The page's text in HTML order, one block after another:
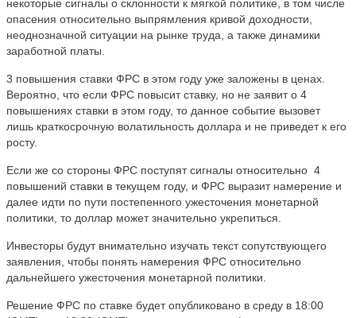
некоторые сигналы о склонности к мягкой политике, в том числе
опасения относительно выпрямления кривой доходности,
неоднозначной ситуации на рынке труда, а также динамики
заработной платы.
3 повышения ставки ФРС в этом году уже заложены в ценах.
Вероятно, что если ФРС повысит ставку, но не заявит о 4
повышениях ставки в этом году, то данное событие вызовет
лишь краткосрочную волатильность доллара и не приведет к его
росту.
Если же со стороны ФРС поступят сигналы относительно 4
повышений ставки в текущем году, и ФРС выразит намерение и
далее идти по пути постепенного ужесточения монетарной
политики, то доллар может значительно укрепиться.
Инвесторы будут внимательно изучать текст сопутствующего
заявления, чтобы понять намерения ФРС относительно
дальнейшего ужесточения монетарной политики.
Решение ФРС по ставке будет опубликовано в среду в 18:00